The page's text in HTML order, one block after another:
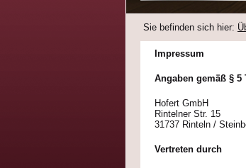
Sie befinden sich hier:
Impressum
Angaben gemäß § 5
Hofert GmbH
Rintelner Str. 15
31737 Rinteln /
Vertreten durch